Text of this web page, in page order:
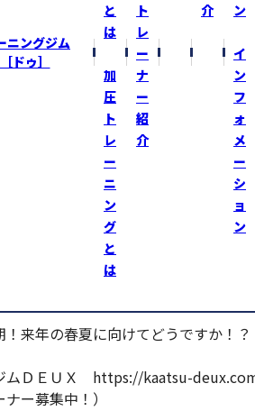
ニングジム
ドゥ］
加
圧
ト
レ
ー
ニ
ン
グ
と
は
ト
レ
ー
ナ
ー
紹
介
介
イ
ン
フ
ォ
メ
ー
シ
ョ
ン
！
Ｈアンバサダー提供分の
て、質良し！味良し！
が出ない！玉にならない！
半ですが、もう４袋も購入された方
来年の春夏に向けてどうですか！？
ムＤＥＵＸ https://kaatsu-
ー募集中！）